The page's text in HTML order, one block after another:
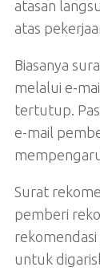
atasan
atas
Biasanya
melalui e-
tertutup.
e-mail
Surat
pemberi
untuk